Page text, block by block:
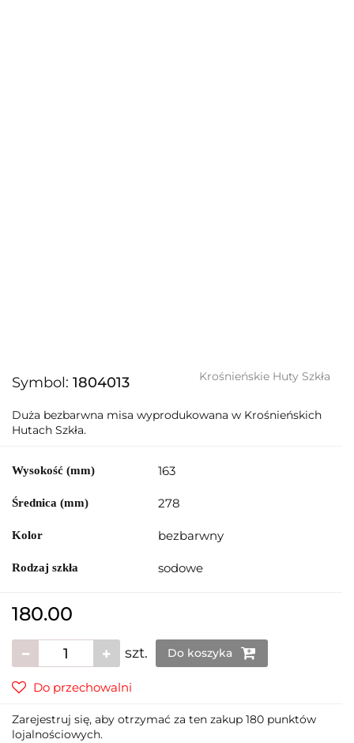
Symbol: 1804013 Krośnieńskie Huty Szkła
Duża bezbarwna misa wyprodukowana w Krośnieńskich
Hutach Szkła.
Wysokość (mm) 163
Średnica (mm) 278
Kolor bezbarwny
Rodzaj szkła sodowe
180.00
szt. Do koszyka
Do przechowalni
Zarejestruj się, aby otrzymać za ten zakup 180 punktów
lojalnościowych.